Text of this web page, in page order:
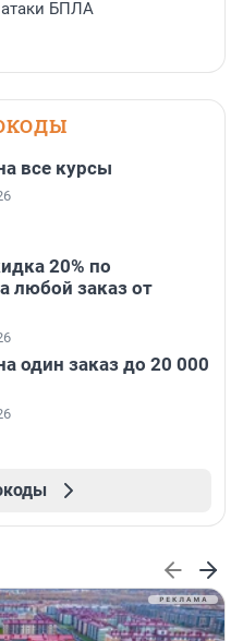
БПЛА
все курсы
20% по
любой заказ от
один заказ до 20 000